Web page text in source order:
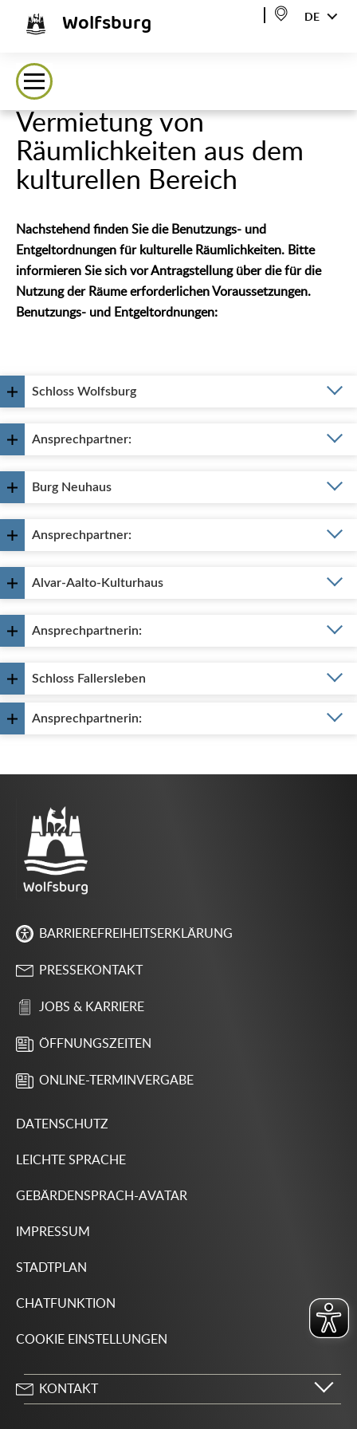
Wolfsburg DE
Vermietung von
Räumlichkeiten aus dem
kulturellen Bereich
Nachstehend finden Sie die Benutzungs- und
Entgeltordnungen für kulturelle Räumlichkeiten. Bitte
informieren Sie sich vor Antragstellung über die für die
Nutzung der Räume erforderlichen Voraussetzungen.
Benutzungs- und Entgeltordnungen:
Schloss Wolfsburg
Ansprechpartner:
Burg Neuhaus
Ansprechpartner:
Alvar-Aalto-Kulturhaus
Ansprechpartnerin:
Schloss Fallersleben
Ansprechpartnerin:
BARRIEREFREIHEITSERKLÄRUNG
PRESSEKONTAKT
JOBS & KARRIERE
ÖFFNUNGSZEITEN
ONLINE-TERMINVERGABE
DATENSCHUTZ
LEICHTE SPRACHE
GEBÄRDENSPRACH-AVATAR
IMPRESSUM
STADTPLAN
CHATFUNKTION
COOKIE EINSTELLUNGEN
KONTAKT